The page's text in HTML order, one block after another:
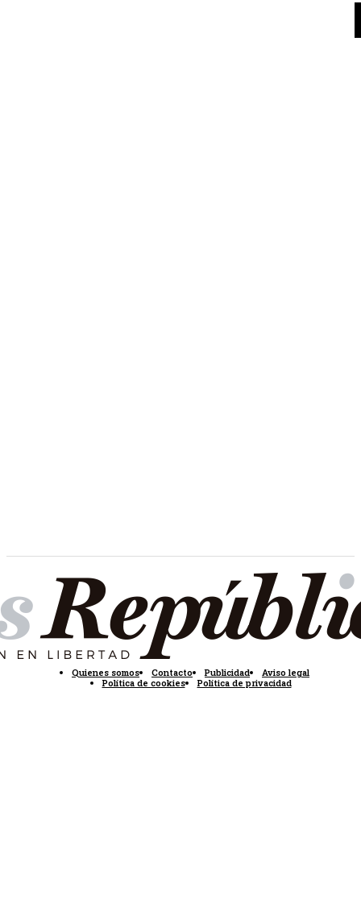
Quienes somos Contacto Publicidad
Aviso legal
Política de cookies
Política de privacidad